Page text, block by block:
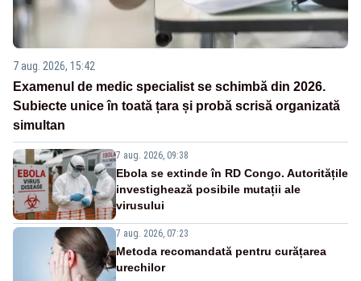
7 aug. 2026, 15:42
Examenul de medic specialist se schimbă din 2026.
Subiecte unice în toată țara și probă scrisă organizată
simultan
7 aug. 2026, 09:38
Ebola se extinde în RD Congo. Autoritățile
investighează posibile mutații ale
virusului
7 aug. 2026, 07:23
Metoda recomandată pentru curățarea
urechilor